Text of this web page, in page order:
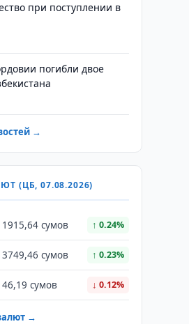
при поступлении в
погибли двое
→
(ЦБ, 07.08.2026)
сумов ↑ 0.24%
сумов ↑ 0.23%
сумов ↓ 0.12%
→